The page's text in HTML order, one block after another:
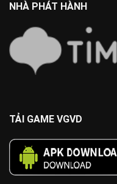
NHÀ PHÁT HÀNH
TẢI GAME VGVD